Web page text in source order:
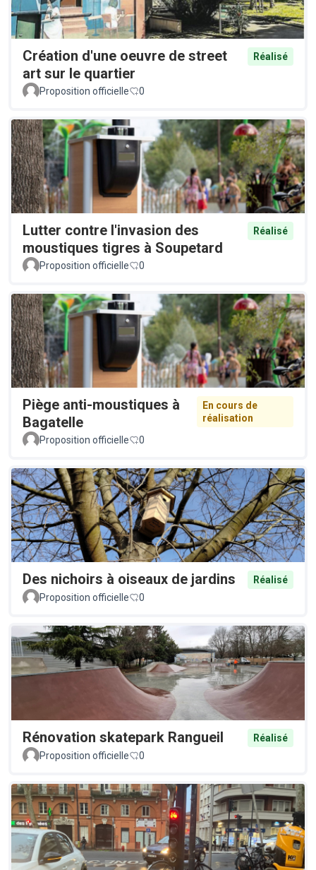
Création d'une oeuvre de street
art sur le quartier
Réalisé
Proposition officielle 0
Lutter contre l'invasion des
moustiques tigres à Soupetard
Réalisé
Proposition officielle 0
Piège anti-moustiques à
Bagatelle
En cours de
réalisation
Proposition officielle
0
Des nichoirs à oiseaux de jardins
Réalisé
Proposition officielle
0
Rénovation skatepark Rangueil
Réalisé
Proposition officielle
0